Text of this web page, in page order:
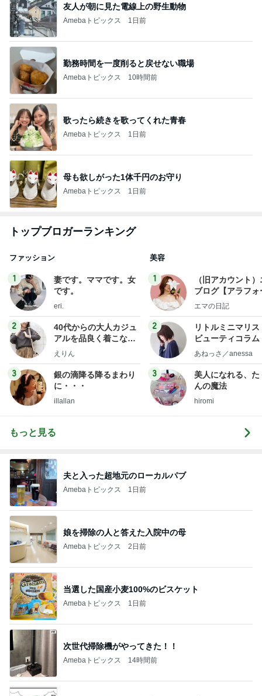
友人が朝に見た電線上の野生動物
Amebaトピックス 1日前
勤務時間を一度削ると戻せない職場
Amebaトピックス 10時間前
歌ったら続きを歌ってくれた青春
Amebaトピックス 1日前
母も欲しがった1体千円のお守り
Amebaトピックス 1日前
トップブロガーランキング
ファッション
1
妻です。ママです。女
です。
eri.
2
40代からの大人カジュ
アルを品良く着こなす
ファッションブログ
えりん
3
銀の滴降る降るまわり
に・・・
illallan
美容
1
（旧アカウント
ブログ【アラフォ
社売却セカンドラ
エマの日記
2
リトルミニマリス
ビューティコラ
little
あねっさ／anessa
3
美人になれる、た
んの魔法
hiromi
もっと見る
夫と入った超地元のローカルパブ
Amebaトピックス 1日前
娘を掃除の人と答えた入院中の母
Amebaトピックス 2日前
当選した国産小麦100%のビスケット
Amebaトピックス 1日前
次世代掃除機がやってきた！！
Amebaトピックス 14時間前